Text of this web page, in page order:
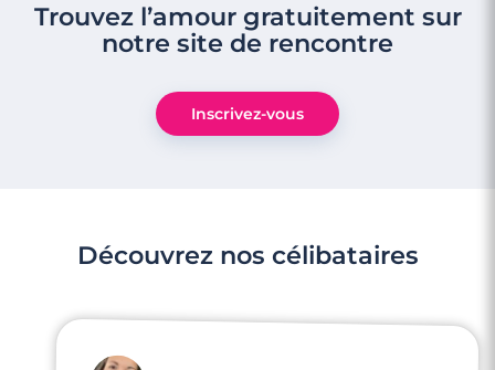
Rencontre à Le Quesnoy
Trouvez l’amour gratuitement sur
notre site de rencontre
Inscrivez-vous
Découvrez nos célibataires